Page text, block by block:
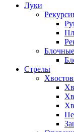
Луки
Стрелы